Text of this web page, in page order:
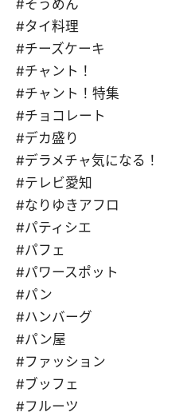
#そうめん
#タイ料理
#チーズケーキ
#チャント！
#チャント！特集
#チョコレート
#デカ盛り
#デラメチャ気になる！
#テレビ愛知
#なりゆきアフロ
#パティシエ
#パフェ
#パワースポット
#パン
#ハンバーグ
#パン屋
#ファッション
#ブッフェ
#フルーツ